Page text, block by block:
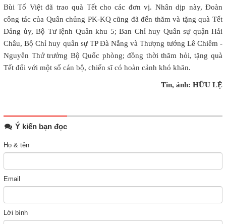
Bùi Tố Việt đã trao quà Tết cho các đơn vị. Nhân dịp này, Đoàn
công tác của Quân chủng PK-KQ cũng đã đến thăm và tặng quà Tết
Đảng ủy, Bộ Tư lệnh Quân khu 5; Ban Chỉ huy Quân sự quận Hải
Châu, Bộ Chỉ huy quân sự TP Đà Nẵng và Thượng tướng Lê Chiêm -
Nguyên Thứ trưởng Bộ Quốc phòng; đồng thời thăm hỏi, tặng quà
Tết đối với một số cán bộ, chiến sĩ có hoàn cảnh khó khăn.
Tin, ảnh: HỮU LỆ
Ý kiến bạn đọc
Họ & tên
Email
Lời bình